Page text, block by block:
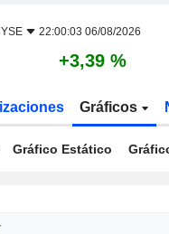
22:00:03 06/08/2026
+3,39 %
Gráficos
Gráfico Estático